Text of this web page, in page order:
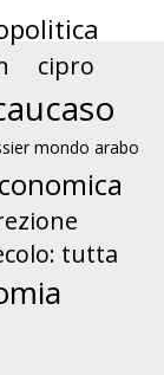
cipro
mondo arabo
tutta